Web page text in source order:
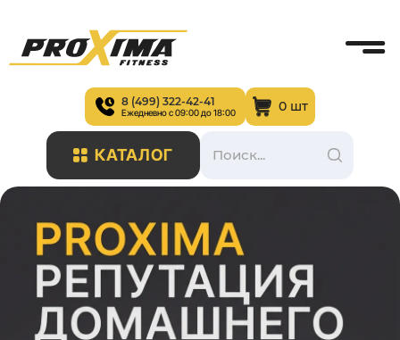
8 (499) 322-42-41
Ежедневно с 09:00 до 18:00 0 шт
КАТАЛОГ